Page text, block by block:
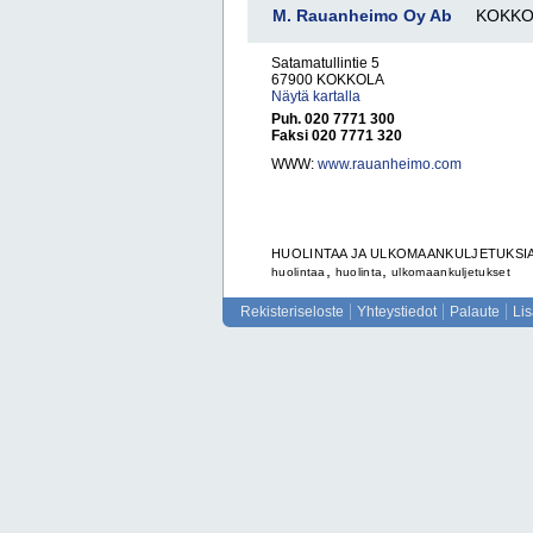
M. Rauanheimo Oy Ab
Satamatullintie 5
67900 KOKKOLA
Näytä kartalla
Puh. 020 7771 300
Faksi 020 7771 320
WWW: www.rauanheimo.com
HUOLINTAA JA
huolintaa huolinta ,ulkomaankuljetukset
Rekisteriseloste Yhteystiedot Palaute